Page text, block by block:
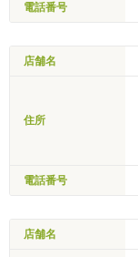
電話番号
店舗名
住所
電話番号
店舗名